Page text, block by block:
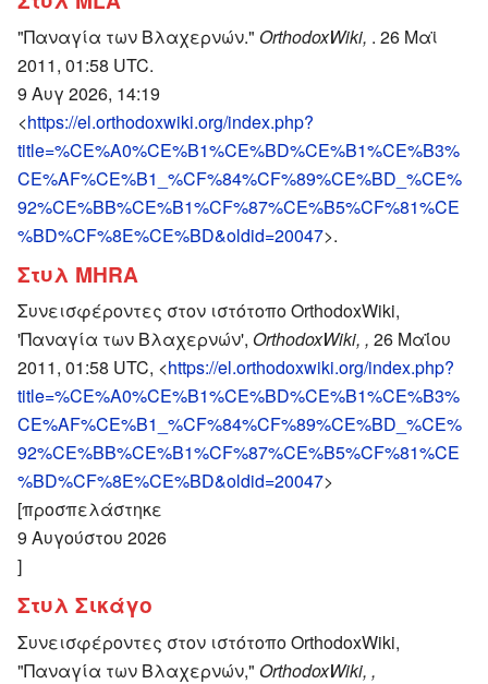
"Παναγία των Βλαχερνών." OrthodoxWiki, . 26 Μαϊ
2011, 01:58 UTC.
9 Αυγ 2026, 14:19
<https://el.orthodoxwiki.org/index.php?
title=%CE%A0%CE%B1%CE%BD%CE%B1%CE%B3%
CE%AF%CE%B1_%CF%84%CF%89%CE%BD_%CE%
92%CE%BB%CE%B1%CF%87%CE%B5%CF%81%CE
%BD%CF%8E%CE%BD&oldid=20047>.
Στυλ MHRA
Συνεισφέροντες στον ιστότοπο OrthodoxWiki,
'Παναγία των Βλαχερνών', OrthodoxWiki, , 26 Μαΐου
2011, 01:58 UTC, <https://el.orthodoxwiki.org/index.php?
title=%CE%A0%CE%B1%CE%BD%CE%B1%CE%B3%
CE%AF%CE%B1_%CF%84%CF%89%CE%BD_%CE%
92%CE%BB%CE%B1%CF%87%CE%B5%CF%81%CE
%BD%CF%8E%CE%BD&oldid=20047>
[προσπελάστηκε
9 Αυγούστου 2026
]
Στυλ Σικάγο
Συνεισφέροντες στον ιστότοπο OrthodoxWiki,
"Παναγία των Βλαχερνών," OrthodoxWiki, ,